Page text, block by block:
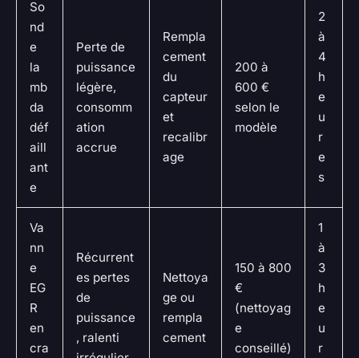
So
nd
e
la
mb
da
déf
aill
ant
e
Perte de
puissance
légère,
consomm
ation
accrue
Rempla
cement
du
capteur
et
recalibr
age
200 à
600 €
selon le
modèle
2
à
4
h
e
u
r
e
s
Va
nn
e
EG
R
en
cra
Récurrent
es pertes
de
puissance
, ralenti
Nettoya
ge ou
rempla
cement
150 à 800
€
(nettoyag
e
conseillé)
1
à
3
h
e
u
r